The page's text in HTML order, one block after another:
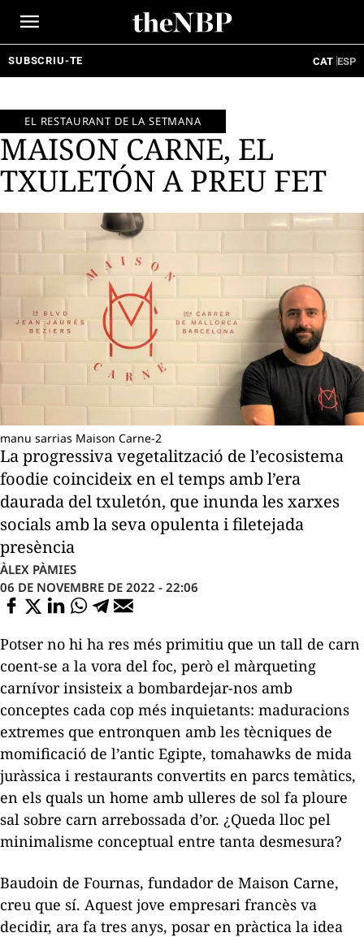
SUBSCRIU-TE CAT ESP
EL RESTAURANT DE LA SETMANA
MAISON CARNE, EL
TXULETÓN A PREU FET
manu sarrias Maison Carne-2
La progressiva vegetalització de l’ecosistema
foodie coincideix en el temps amb l’era
daurada del txuletón, que inunda les xarxes
socials amb la seva opulenta i filetejada
presència
ÀLEX PÀMIES
06 DE NOVEMBRE DE 2022 - 22:06
Potser no hi ha res més primitiu que un tall de carn
coent-se a la vora del foc, però el màrqueting
carnívor insisteix a bombardejar-nos amb
conceptes cada cop més inquietants: maduracions
extremes que entronquen amb les tècniques de
momificació de l’antic Egipte, tomahawks de mida
juràssica i restaurants convertits en parcs temàtics,
en els quals un home amb ulleres de sol fa ploure
sal sobre carn arrebossada d’or. ¿Queda lloc pel
minimalisme conceptual entre tanta desmesura?
Baudoin de Fournas, fundador de Maison Carne,
creu que sí. Aquest jove empresari francès va
decidir, ara fa tres anys, posar en pràctica la idea